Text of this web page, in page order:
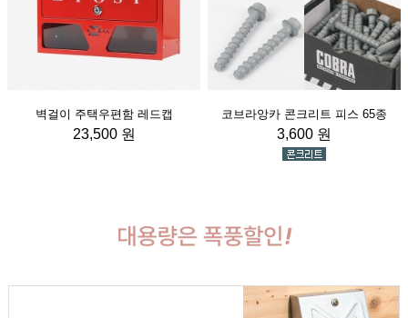
벽걸이 주택우편함 레드캡
23,500 원
코브라앙카 콘크리트 피스 65종
3,600 원